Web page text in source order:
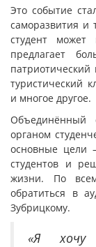
Это событие
саморазвития и
студент
предлагает
патриотический
туристический
и многое другое.
Объединённый
органом
основные цели
студентов и
жизни. По
обратиться в
Зубрицкому.
«Я хочу